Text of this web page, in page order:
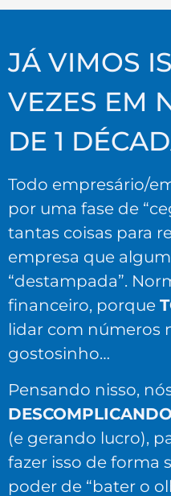
JÁ VIMOS
VEZES EM
DE 1
Todo empresário/
por uma fase de
tantas coisas para
empresa que
“destampada”.
financeiro, porque
lidar com números
gostosinho…
Pensando nisso,
(e gerando lucro),
fazer isso de forma
poder de “bater o